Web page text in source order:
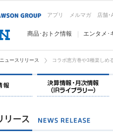
アプリ メルマガ 店舗･
商品･おトク情報 エンタメ･
ニュースリリース コラボ恵方巻や3種楽しめ
企業情報